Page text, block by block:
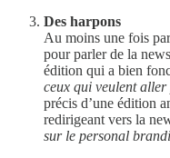
Des harpons
Au moins une fois
pour parler de la
édition qui a bien
ceux qui veulent
précis d’une édition
redirigeant vers la
sur le personal